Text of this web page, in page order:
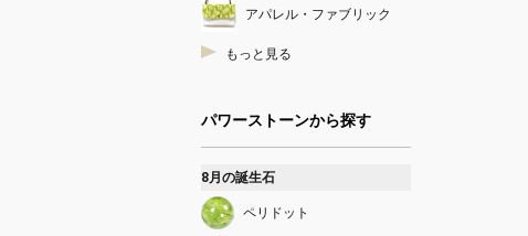
アパレル・ファブリック
もっと見る
パワーストーンから探す
8月の誕生石
ペリドット